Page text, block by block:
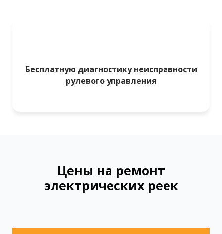
Бесплатную диагностику неисправности
рулевого управления
Цены на ремонт
электрических реек